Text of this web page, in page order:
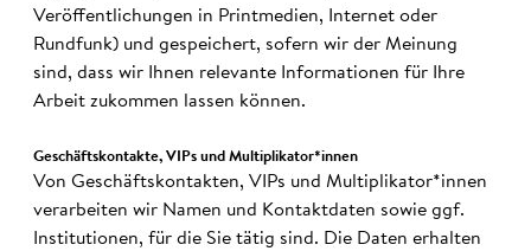
Veröffentlichungen in Printmedien, Internet oder
Rundfunk) und gespeichert, sofern wir der Meinung
sind, dass wir Ihnen relevante Informationen für Ihre
Arbeit zukommen lassen können.
Geschäfts­kon­takte, VIPs und Multi­pli­ka­tor*innen
Von Geschäftskontakten, VIPs und Multiplikator*innen
verarbeiten wir Namen und Kontaktdaten sowie ggf.
Institutionen, für die Sie tätig sind. Die Daten erhalten